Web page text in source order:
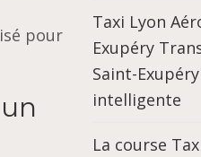
pour
Taxi Lyon
Exupéry
Saint-
intelligente
La course